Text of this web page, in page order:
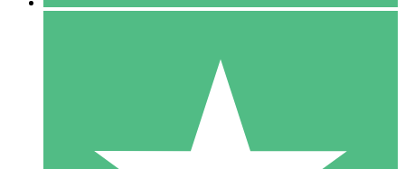
10 Nedladdningar
20 00